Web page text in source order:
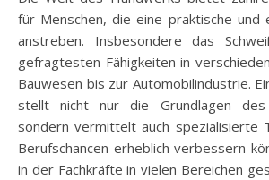
für Menschen, die eine praktische und
anstreben. Insbesondere das
gefragtesten Fähigkeiten in
Bauwesen bis zur Automobilindustrie.
stellt nicht nur die Grundlagen des
sondern vermittelt auch spezialisierte
Berufschancen erheblich verbessern
in der Fachkräfte in vielen Bereichen